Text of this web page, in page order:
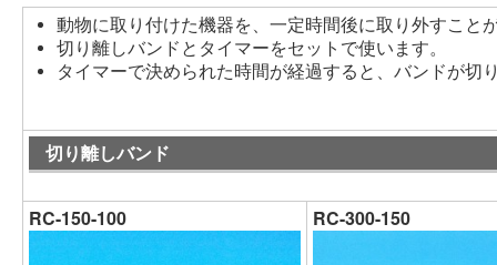
動物に取り付けた機器を、一定時間後に取り外すこと
切り離しバンドとタイマーをセットで使います。
タイマーで決められた時間が経過すると、バンドが切
切り離しバンド
RC-150-100 RC-300-150